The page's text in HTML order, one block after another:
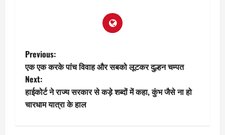
P
o
s
Previous:
एक एक करके पांच विवाह और सबको लूटकर दुल्हन चम्पत
Next:
हाईकोर्ट ने राज्य सरकार से कड़े शब्दों में कहा, कुंभ जैसे ना हो
चारधाम यात्रा के हाल